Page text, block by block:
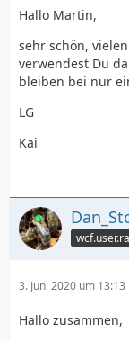
Hallo Martin,
sehr schön,
verwendest Du
bleiben bei nur
LG
Kai
3. Juni 2020 um 13:13
Hallo zusammen,